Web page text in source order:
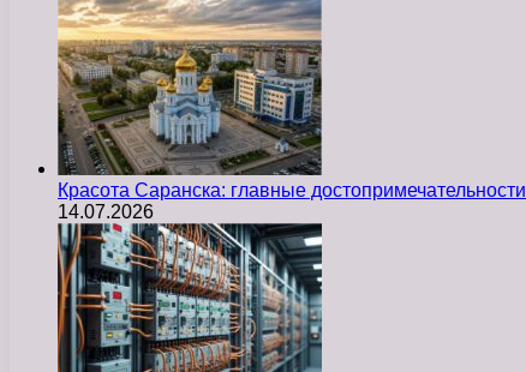
Красота Саранска: главные достопримечательности
14.07.2026